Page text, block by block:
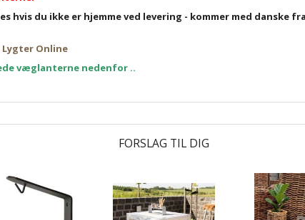
hvis du ikke er hjemme ved levering - kommer med danske
Online
væglanterne nedenfor ..
FORSLAG TIL DIG